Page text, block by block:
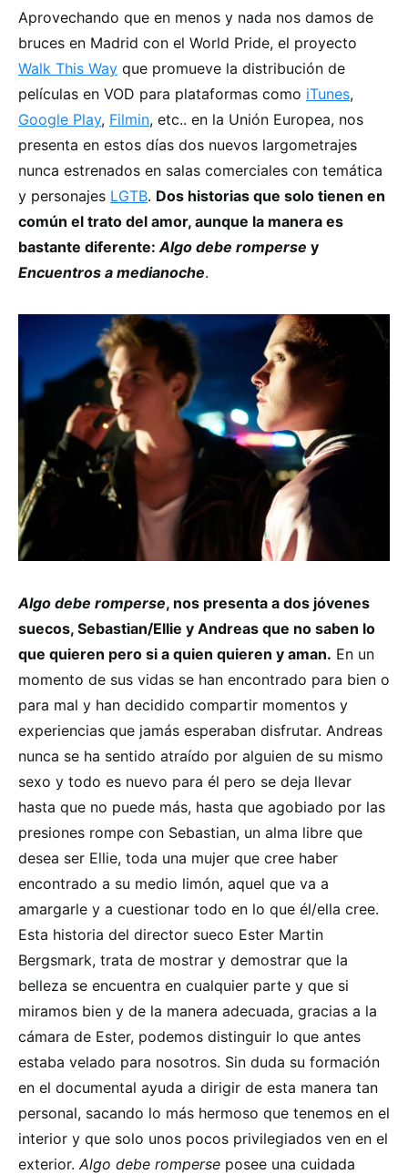
Aprovechando que en menos y nada nos damos de
bruces en Madrid con el World Pride, el proyecto
Walk This Way que promueve la distribución de
películas en VOD para plataformas como iTunes,
Google Play, Filmin, etc.. en la Unión Europea, nos
presenta en estos días dos nuevos largometrajes
nunca estrenados en salas comerciales con temática
y personajes LGTB. Dos historias que solo tienen en
común el trato del amor, aunque la manera es
bastante diferente: Algo debe romperse y
Encuentros a medianoche.
Algo debe romperse, nos presenta a dos jóvenes
suecos, Sebastian/Ellie y Andreas que no saben lo
que quieren pero si a quien quieren y aman. En un
momento de sus vidas se han encontrado para bien o
para mal y han decidido compartir momentos y
experiencias que jamás esperaban disfrutar. Andreas
nunca se ha sentido atraído por alguien de su mismo
sexo y todo es nuevo para él pero se deja llevar
hasta que no puede más, hasta que agobiado por las
presiones rompe con Sebastian, un alma libre que
desea ser Ellie, toda una mujer que cree haber
encontrado a su medio limón, aquel que va a
amargarle y a cuestionar todo en lo que él/ella cree.
Esta historia del director sueco Ester Martin
Bergsmark, trata de mostrar y demostrar que la
belleza se encuentra en cualquier parte y que si
miramos bien y de la manera adecuada, gracias a la
cámara de Ester, podemos distinguir lo que antes
estaba velado para nosotros. Sin duda su formación
en el documental ayuda a dirigir de esta manera tan
personal, sacando lo más hermoso que tenemos en el
interior y que solo unos pocos privilegiados ven en el
exterior. Algo debe romperse posee una cuidada